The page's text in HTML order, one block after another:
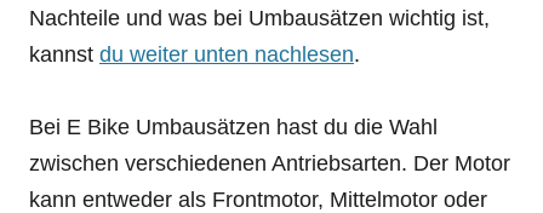
Nachteile und was bei Umbausätzen wichtig ist,
kannst du weiter unten nachlesen.
Bei E Bike Umbausätzen hast du die Wahl
zwischen verschiedenen Antriebsarten. Der Motor
kann entweder als Frontmotor, Mittelmotor oder